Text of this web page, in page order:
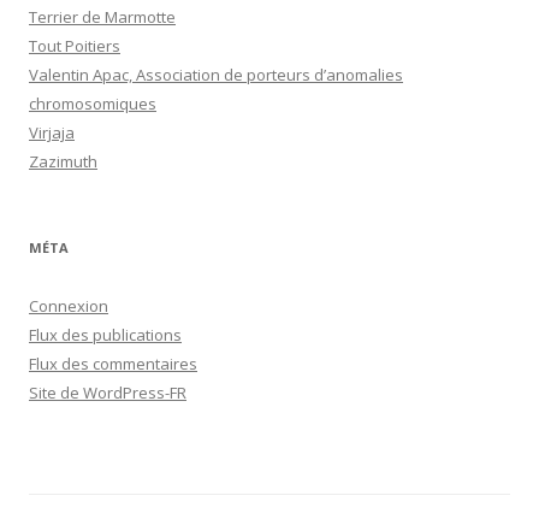
Terrier de Marmotte
Tout Poitiers
Valentin Apac, Association de porteurs d’anomalies
chromosomiques
Virjaja
Zazimuth
MÉTA
Connexion
Flux des publications
Flux des commentaires
Site de WordPress-FR